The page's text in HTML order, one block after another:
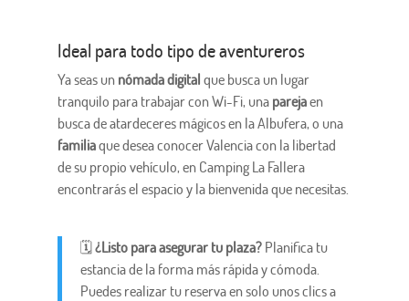
Ideal para todo tipo de aventureros
Ya seas un nómada digital que busca un lugar
tranquilo para trabajar con Wi-Fi, una parejaen
busca de atardeceres mágicos en la Albufera, o una
familiaque desea conocer Valencia con la libertad
de su propio vehículo, en Camping La Fallera
encontrarás el espacio y la bienvenida que necesitas.
🗓️¿Listo para asegurar tu plaza?Planifica tu
estancia de la forma más rápida y cómoda.
Puedes realizar tu reserva en solo unos clics a